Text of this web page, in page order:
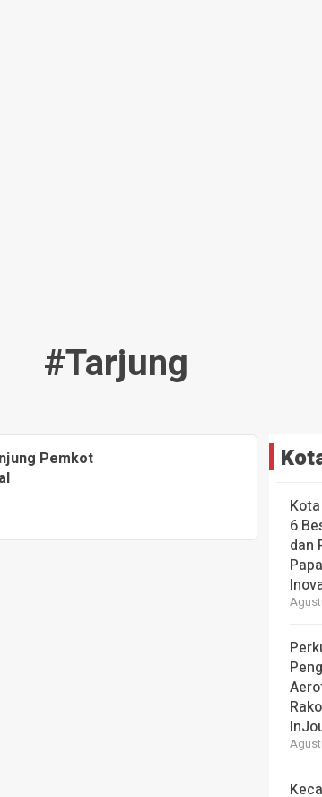
#tarjung
Pemkot
6
dan